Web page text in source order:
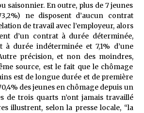
saisonnier. En outre, plus de 7 jeunes
ne disposent d’aucun contrat
de travail avec l’employeur, alors
d’un contrat à durée déterminée,
à durée indéterminée et 7,1% d’une
précision, et non des moindres,
source, est le fait que le chômage
est de longue durée et de première
des jeunes en chômage depuis un
de trois quarts n’ont jamais travaillé
illustrent, selon la presse locale, “la